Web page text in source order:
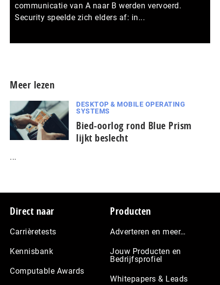
communicatie van A naar B werden vervoerd.
Security speelde zich elders af: in...
Meer lezen
DESKTOP & MOBILE OPERATING
SYSTEMS
Bied-oorlog rond Blue Prism
lijkt beslecht
...
Footer
Direct naar
Carrièretests
Kennisbank
Computable Awards
Producten
Adverteren en meer…
Jouw Producten en
Bedrijfsprofiel
Whitepapers & Leads